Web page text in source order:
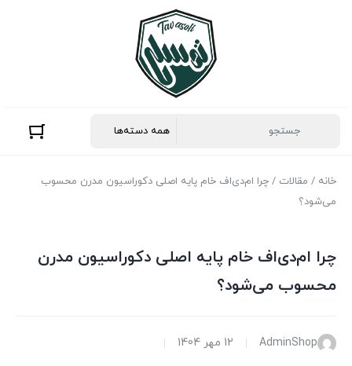
خانه / مقالات / چرا ام‌دی‌اف خام پایه اصلی دکوراسیون مدرن محسوب
می‌شود؟
چرا ام‌دی‌اف خام پایه اصلی دکوراسیون مدرن
محسوب می‌شود؟
AdminShop 12 مهر 1404